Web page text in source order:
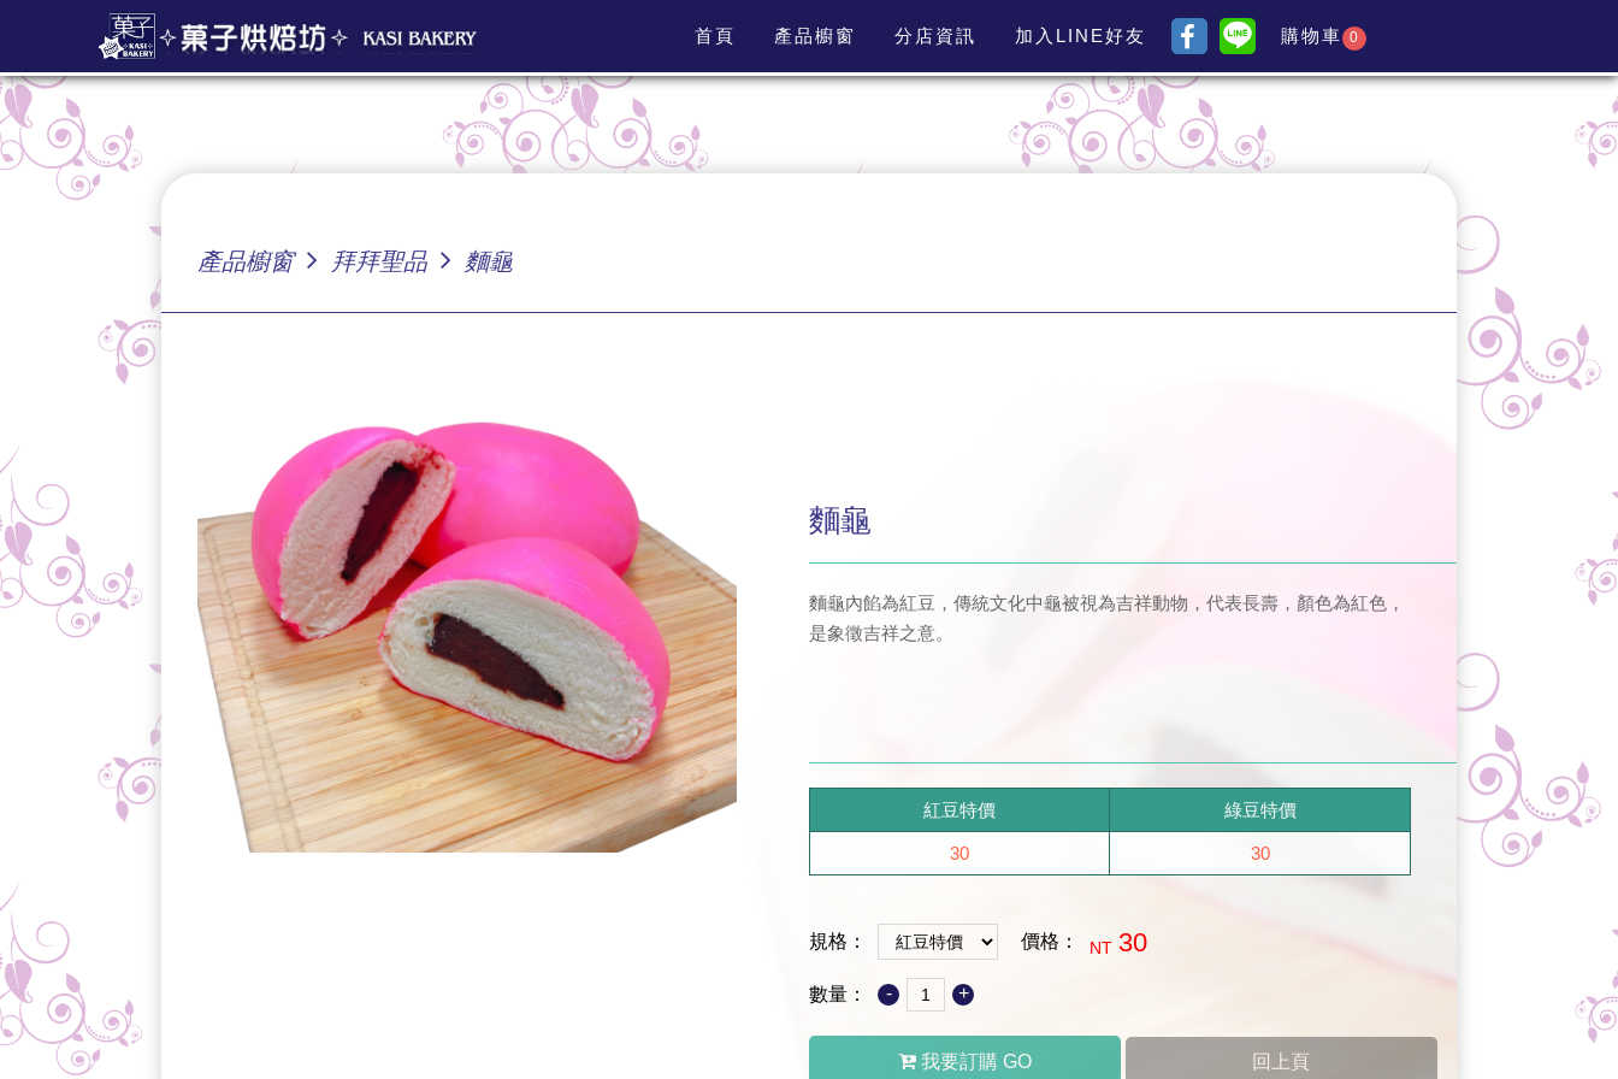
首頁 產品櫥窗 分店資訊 加入LINE好友 購物車 0
產品櫥窗 拜拜聖品 麵龜
麵龜
麵龜內餡為紅豆，傳統文化中龜被視為吉祥動物，代表長壽，顏色為紅色，
是象徵吉祥之意。
紅豆特價 綠豆特價
30 30
規格： 價格： NT 30
數量： - +
我要訂購 GO 回上頁